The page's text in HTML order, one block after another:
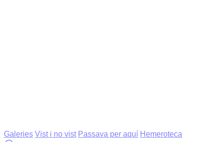
Galeries Vist i no vist Passava per aquí Hemeroteca